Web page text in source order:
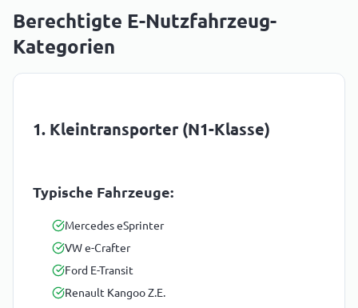
Berechtigte E-Nutzfahrzeug-
Kategorien
1. Kleintransporter (N1-Klasse)
Typische Fahrzeuge:
Mercedes eSprinter
VW e-Crafter
Ford E-Transit
Renault Kangoo Z.E.